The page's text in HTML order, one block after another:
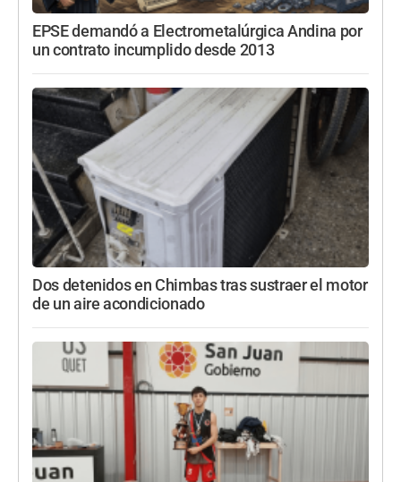
EPSE demandó a Electrometalúrgica Andina por
un contrato incumplido desde 2013
Dos detenidos en Chimbas tras sustraer el motor
de un aire acondicionado